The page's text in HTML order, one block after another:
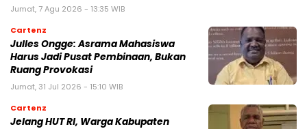
Jumat, 7 Agu 2026 - 13:35 WIB
Cartenz
Julles Ongge: Asrama Mahasiswa
Harus Jadi Pusat Pembinaan, Bukan
Ruang Provokasi
Jumat, 31 Jul 2026 - 15:10 WIB
Cartenz
Jelang HUT RI, Warga Kabupaten